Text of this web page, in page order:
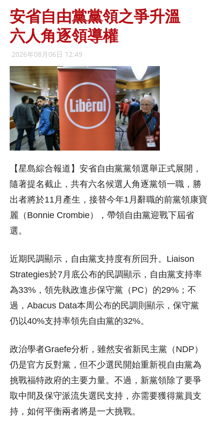
安省自由黨黨領之爭升溫
六人角逐領導權
2026年08月06日 12:49
【星島綜合報道】安省自由黨黨領選舉正式展開，
隨著提名截止，共有六名候選人角逐黨領一職，勝
出者將於11月產生，接替今年1月辭職的前黨領康寶
麗（Bonnie Crombie），帶領自由黨迎戰下屆省
選。
近期民調顯示，自由黨支持度有所回升。Liaison
Strategies於7月底公布的民調顯示，自由黨支持率
為33%，領先執政進步保守黨（PC）的29%；不
過，Abacus Data本周公布的民調則顯示，保守黨
仍以40%支持率領先自由黨的32%。
政治學者Graefe分析，雖然安省新民主黨（NDP）
仍是官方反對黨，但不少選民開始重新視自由黨為
挑戰福特政府的主要力量。不過，新黨領除了要爭
取中間及保守派流失選民支持，亦需要獲得黨員支
持，如何平衡兩者將是一大挑戰。